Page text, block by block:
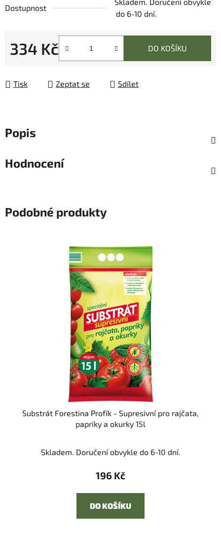
Dostupnost
do 6-10 dní.
334 Kč DO KOŠÍKU
Tisk Zeptat se Sdílet
Popis
Hodnocení
Podobné produkty
Substrát Forestina Profík - Supresivní pro rajčata,
papriky a okurky 15l
Skladem. Doručení obvykle do 6-10 dní.
196 Kč
DO KOŠÍKU